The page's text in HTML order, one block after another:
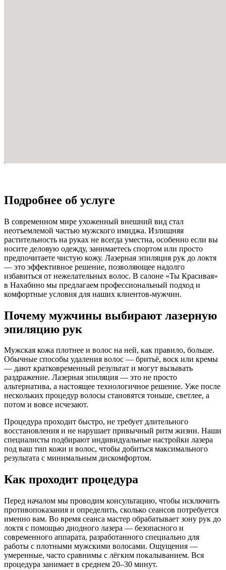
Подробнее об услуге
В современном мире ухоженный внешний вид стал
неотъемлемой частью мужского имиджа. Излишняя
растительность на руках не всегда уместна, особенно если вы
носите деловую одежду, занимаетесь спортом или просто
предпочитаете чистую кожу. Лазерная эпиляция рук до локтя
— это эффективное решение, позволяющее надолго
избавиться от нежелательных волос. В салоне «Ты Красивая»
в Нахабино мы предлагаем профессиональный подход и
комфортные условия для наших клиентов-мужчин.
Почему мужчины выбирают лазерную
эпиляцию рук
Мужская кожа плотнее и волос на ней, как правило, больше.
Обычные способы удаления волос — бритьё, воск или кремы
— дают кратковременный результат и могут вызывать
раздражение. Лазерная эпиляция — это не просто
альтернатива, а настоящее технологичное решение. Уже после
нескольких процедур волосы становятся тоньше, светлее, а
потом и вовсе исчезают.
Процедура проходит быстро, не требует длительного
восстановления и не нарушает привычный ритм жизни. Наши
специалисты подбирают индивидуальные настройки лазера
под ваш тип кожи и волос, чтобы добиться максимального
результата с минимальным дискомфортом.
Как проходит процедура
Перед началом мы проводим консультацию, чтобы исключить
противопоказания и определить, сколько сеансов потребуется
именно вам. Во время сеанса мастер обрабатывает зону рук до
локтя с помощью диодного лазера — безопасного и
современного аппарата, разработанного специально для
работы с плотными мужскими волосами. Ощущения —
умеренные, часто сравнимы с лёгким покалыванием. Вся
процедура занимает в среднем 20–30 минут.